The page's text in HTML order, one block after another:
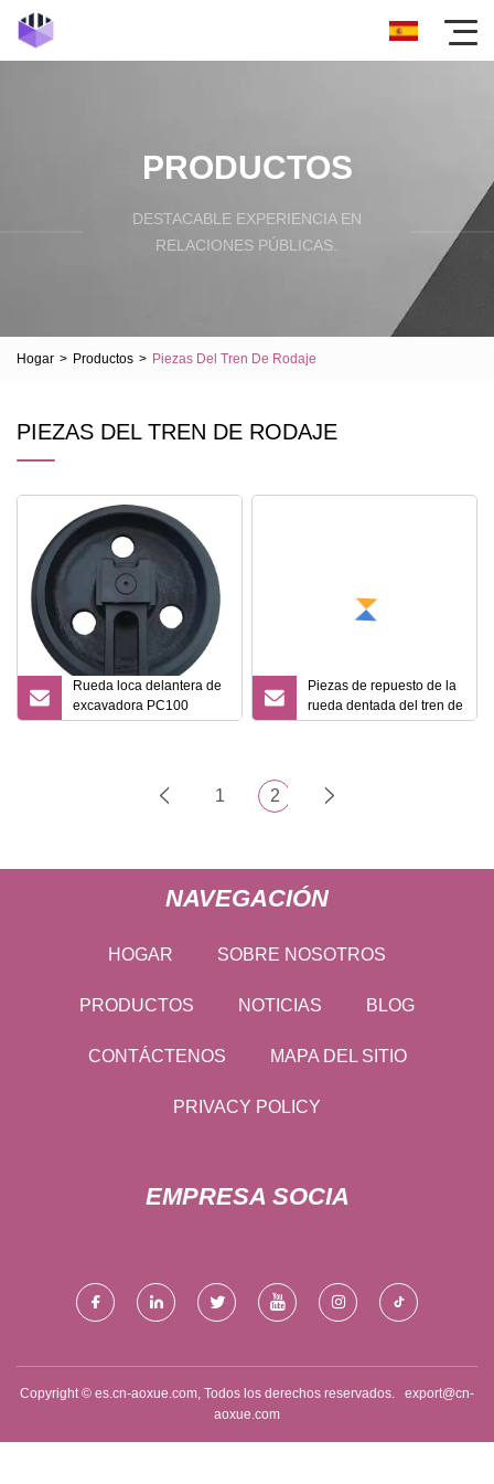
PRODUCTOS
DESTACABLE EXPERIENCIA EN
RELACIONES PÚBLICAS.
Hogar > Productos > Piezas Del Tren De Rodaje
PIEZAS DEL TREN DE RODAJE
Rueda loca delantera de
excavadora PC100
PC120 PC130 PC240
Piezas de repuesto de la
rueda dentada del tren de
rodaje de la topadora
1 2
NAVEGACIÓN
HOGAR SOBRE NOSOTROS
PRODUCTOS NOTICIAS BLOG
CONTÁCTENOS MAPA DEL SITIO
PRIVACY POLICY
EMPRESA SOCIA
Copyright © es.cn-aoxue.com, Todos los derechos reservados. export@cn-
aoxue.com